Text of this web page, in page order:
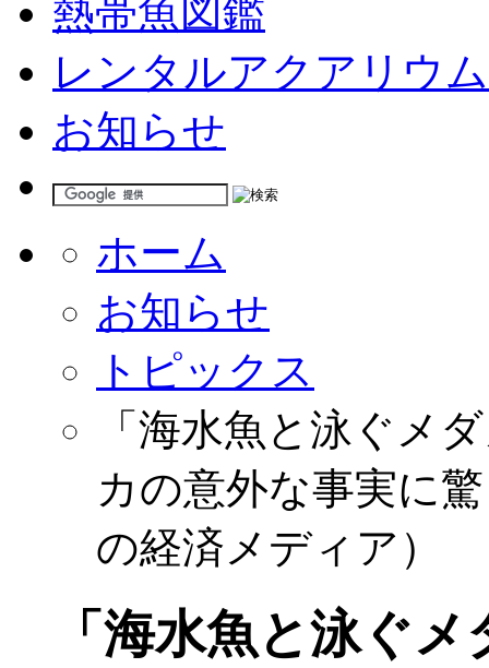
熱帯魚図鑑
レンタルアクアリウム
お知らせ
ホーム
お知らせ
トピックス
「海水魚と泳ぐメ
カの意外な事実に
の経済メディア）
「海水魚と泳ぐ